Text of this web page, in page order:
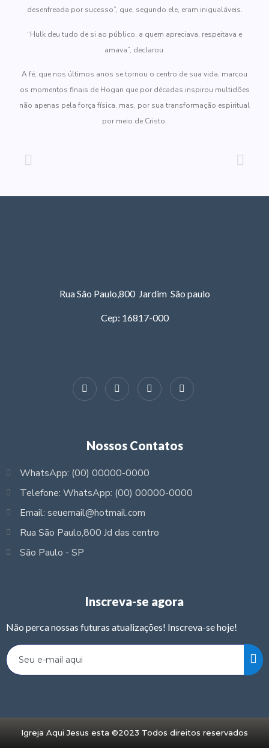
desenfreada por sucesso”, que, segundo ele, eram inigualáveis.
“Hulk deu tudo de si ao público, a quem apreciava, respeitava e
amava”, declarou.
A fé, que nos últimos anos se tornou o centro de sua vida, marcou
os momentos finais de Hogan que por décadas inspirou multidões
não apenas pela força física, mas, por sua transformação espiritual
por meio de Cristo.
Rua São Paulo,800 Jardim São paulo
Cep: 16817-000
Nossos Contatos
WhatsApp: (00) 00000-0000
Telefone: WhatsApp: (00) 00000-0000
Email: seuemail@hotmail.com
Rua São Paulo,800 Jd das centro
São Paulo - SP
Inscreva-se agora
Não perca nossas futuras atualizações! Inscreva-se hoje!
Igreja Aqui Jesus esta ©2023 Todos direitos reservados